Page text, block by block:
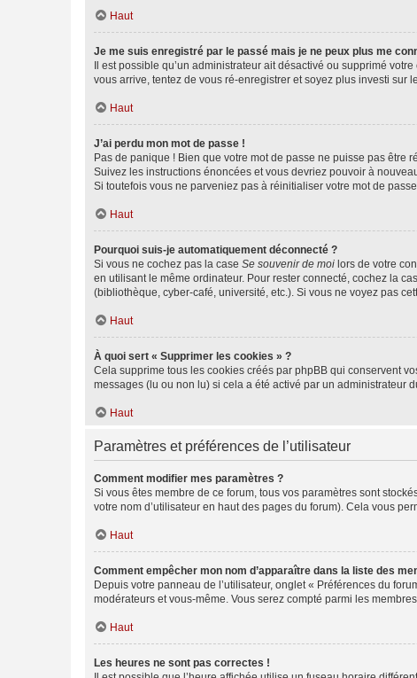
Haut
Je me suis enregistré par le passé mais je ne peux plus me
Il est possible qu’un administrateur ait désactivé ou supprimé
vous arrive, tentez de vous ré-enregistrer et soyez plus investi sur
Haut
J’ai perdu mon mot de passe !
Pas de panique ! Bien que votre mot de passe ne puisse pas
Suivez les instructions énoncées et vous devriez pouvoir à
Si toutefois vous ne parveniez pas à réinitialiser votre mot de
Haut
Pourquoi suis-je automatiquement déconnecté ?
Si vous ne cochez pas la case Se souvenir de moi lors de votre
en utilisant le même ordinateur. Pour rester connecté, cochez la
(bibliothèque, cyber-café, université, etc.). Si vous ne voyez pas
Haut
À quoi sert « Supprimer les cookies » ?
Cela supprime tous les cookies créés par phpBB qui conservent
messages (lu ou non lu) si cela a été activé par un administrateur
Haut
Paramètres et préférences de l’utilisateur
Comment modifier mes paramètres ?
Si vous êtes membre de ce forum, tous vos paramètres sont
votre nom d’utilisateur en haut des pages du forum). Cela vous
Haut
Comment empêcher mon nom d’apparaître dans la liste des
Depuis votre panneau de l’utilisateur, onglet « Préférences du
modérateurs et vous-même. Vous serez compté parmi les
Haut
Les heures ne sont pas correctes !